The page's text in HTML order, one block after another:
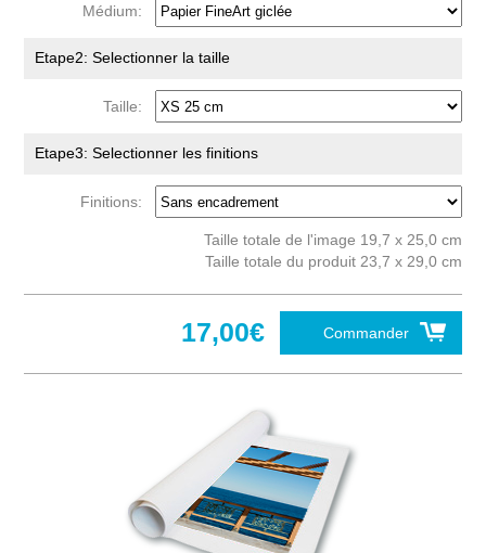
Médium:
Etape2: Selectionner la taille
Taille:
Etape3: Selectionner les finitions
Finitions:
Taille totale de l'image 19,7 x 25,0 cm
Taille totale du produit 23,7 x 29,0 cm
Commander
17,00€